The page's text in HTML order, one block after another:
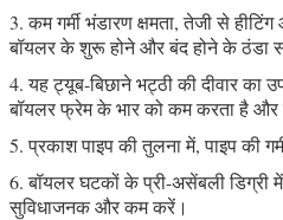
3. कम गर्मी भंडारण क्षमता, तेजी से
बॉयलर के शुरू होने और बंद होने के ठंडा
4. यह ट्यूब-बिछाने भट्ठी की दीवार का
बॉयलर फ्रेम के भार को कम करता है और
5. प्रकाश पाइप की तुलना में, पाइप की
6. बॉयलर घटकों के प्री-असेंबली डिग्री
सुविधाजनक और कम करें।